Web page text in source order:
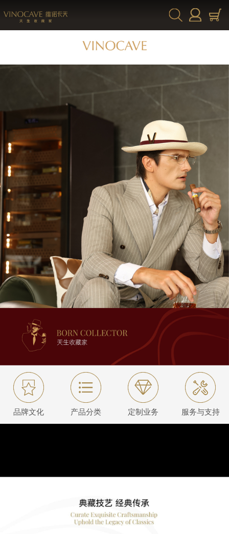
品牌文化 产品分类 定制业务 服务与支持